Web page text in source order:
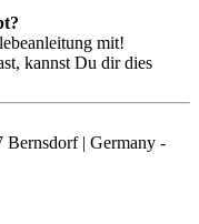
mit!
kannst Du dir dies
Bernsdorf | Germany -